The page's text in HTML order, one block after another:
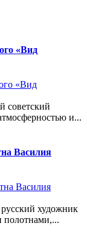
«Вид
советский
и...
Василия
художник
полотнами,...